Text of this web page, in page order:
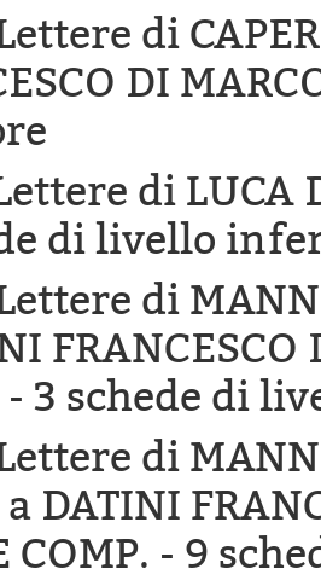
di
DI
di LUCA
di livello
di
FRANCESCO
3 schede di
di
a DATINI
COMP. - 9